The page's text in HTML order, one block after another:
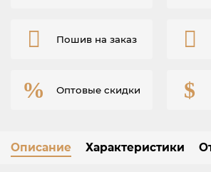
Пошив на заказ
Оптовые скидки
Описание Характеристики